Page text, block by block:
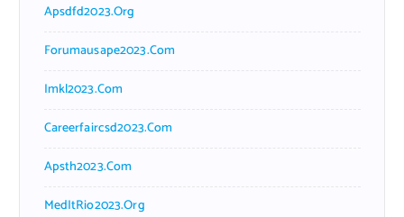
Apsdfd2023.org
Forumausape2023.com
Imkl2023.com
Careerfaircsd2023.com
Apsth2023.com
MedItRio2023.org